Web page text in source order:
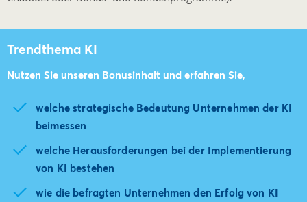
Trendthema KI
Nutzen Sie unseren Bonusinhalt und erfahren Sie,
welche strategische Bedeutung Unternehmen der KI
beimessen
welche Herausforderungen bei der Implementierung
von KI bestehen
wie die befragten Unternehmen den Erfolg von KI